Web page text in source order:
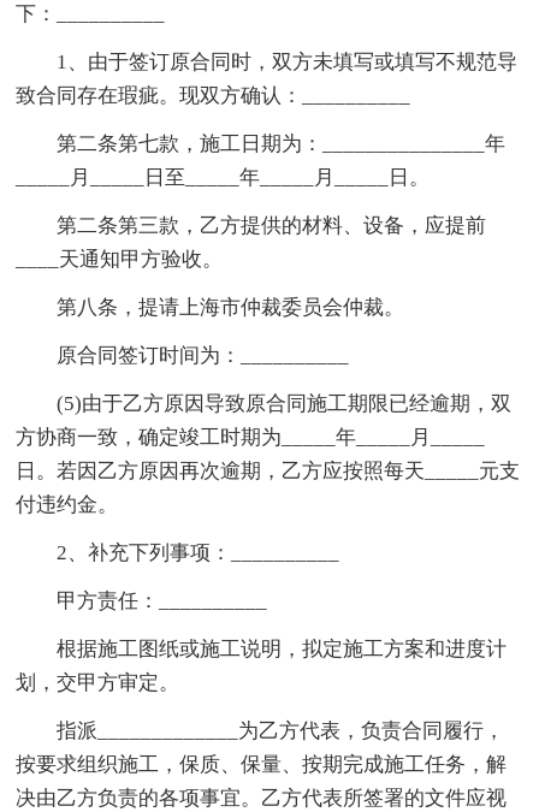
下：__________
1、由于签订原合同时，双方未填写或填写不规范导
致合同存在瑕疵。现双方确认：__________
第二条第七款，施工日期为：_______________年
_____月_____日至_____年_____月_____日。
第二条第三款，乙方提供的材料、设备，应提前
____天通知甲方验收。
第八条，提请上海市仲裁委员会仲裁。
原合同签订时间为：__________
(5)由于乙方原因导致原合同施工期限已经逾期，双
方协商一致，确定竣工时期为_____年_____月_____
日。若因乙方原因再次逾期，乙方应按照每天_____元支
付违约金。
2、补充下列事项：__________
甲方责任：__________
根据施工图纸或施工说明，拟定施工方案和进度计
划，交甲方审定。
指派_____________为乙方代表，负责合同履行，
按要求组织施工，保质、保量、按期完成施工任务，解
决由乙方负责的各项事宜。乙方代表所签署的文件应视